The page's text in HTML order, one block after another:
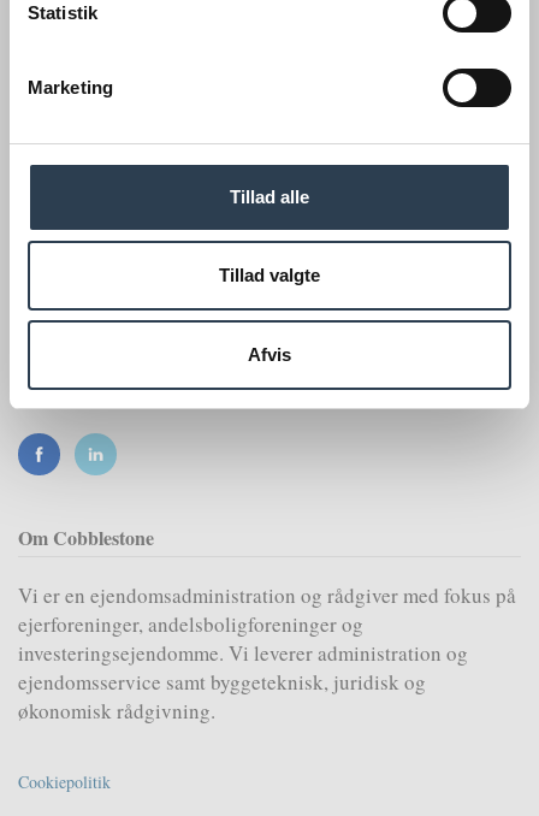
Statistik
Marketing
Tillad alle
Tillad valgte
Afvis
Kontakt os
+45 7022 2215
Gammel Køge Landevej 57, 3. sal
Om Cobblestone
Vi er en ejendomsadministration og rådgiver med fokus på
ejerforeninger, andelsboligforeninger og
investeringsejendomme. Vi leverer administration og
ejendomsservice samt byggeteknisk, juridisk og
økonomisk rådgivning.
Cookiepolitik